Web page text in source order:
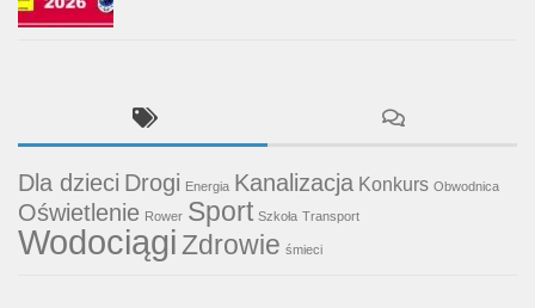
Dla dzieci Drogi Energia Kanalizacja Konkurs Obwodnica
Oświetlenie Rower Sport Szkoła Transport
WodociągiZdrowie śmieci